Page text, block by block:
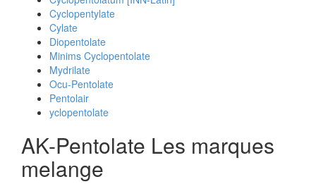
Cyclopentylate
Cylate
Diopentolate
Minims Cyclopentolate
Mydrilate
Ocu-Pentolate
Pentolair
yclopentolate
AK-Pentolate Les marques
melange